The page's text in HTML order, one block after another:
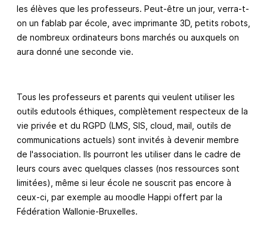
les élèves que les professeurs. Peut-être un jour, verra-t-
on un fablab par école, avec imprimante 3D, petits robots,
de nombreux ordinateurs bons marchés ou auxquels on
aura donné une seconde vie.
Tous les professeurs et parents qui veulent utiliser les
outils edutools éthiques, complètement respecteux de la
vie privée et du RGPD (LMS, SIS, cloud, mail, outils de
communications actuels) sont invités à devenir membre
de l'association. Ils pourront les utiliser dans le cadre de
leurs cours avec quelques classes (nos ressources sont
limitées), même si leur école ne souscrit pas encore à
ceux-ci, par exemple au moodle Happi offert par la
Fédération Wallonie-Bruxelles.